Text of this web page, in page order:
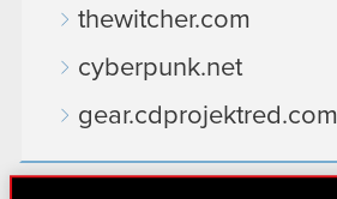
thewitcher.com
cyberpunk.net
gear.cdprojektred.com